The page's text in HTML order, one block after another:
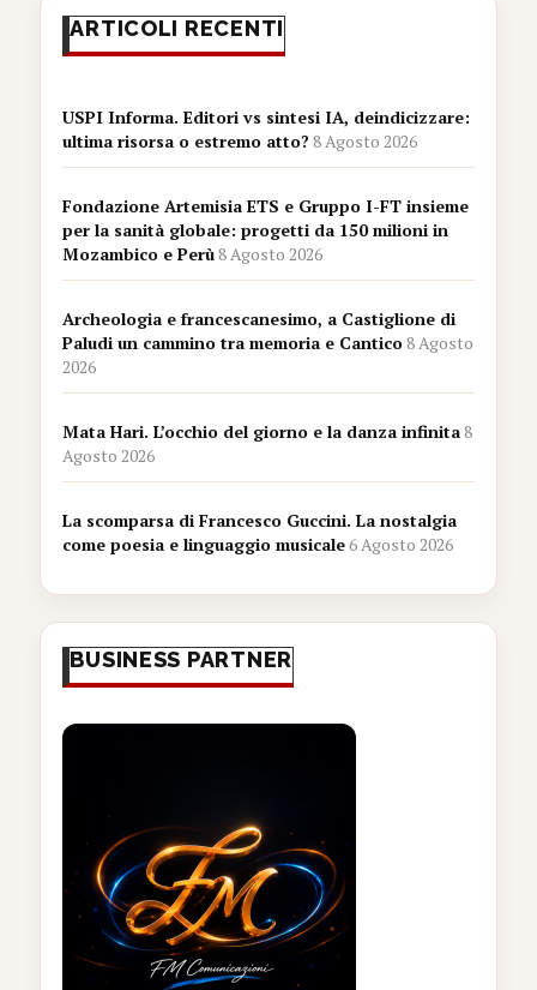
ARTICOLI RECENTI
USPI Informa. Editori vs sintesi IA, deindicizzare:
ultima risorsa o estremo atto?8 Agosto 2026
Fondazione Artemisia ETS e Gruppo I-FT insieme
per la sanità globale: progetti da 150 milioni in
Mozambico e Perù8 Agosto 2026
Archeologia e francescanesimo, a Castiglione di
Paludi un cammino tra memoria e Cantico8 Agosto
2026
Mata Hari. L’occhio del giorno e la danza infinita8
Agosto 2026
La scomparsa di Francesco Guccini. La nostalgia
come poesia e linguaggio musicale6 Agosto 2026
BUSINESS PARTNER